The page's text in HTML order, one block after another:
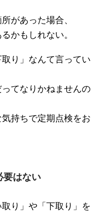
があった場合、
かもしれない。
り」なんて言ってい
てなりかねませんの
持ちで定期点検をお
要はない
り」や「下取り」を